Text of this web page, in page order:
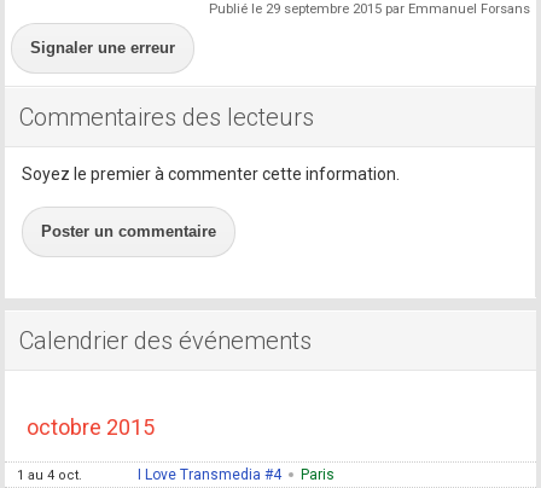
Publié le 29 septembre 2015 par Emmanuel Forsans
Signaler une erreur
Commentaires des lecteurs
Soyez le premier à commenter cette information.
Poster un commentaire
Calendrier des événements
octobre 2015
1 au 4 oct. I Love Transmedia #4 Paris